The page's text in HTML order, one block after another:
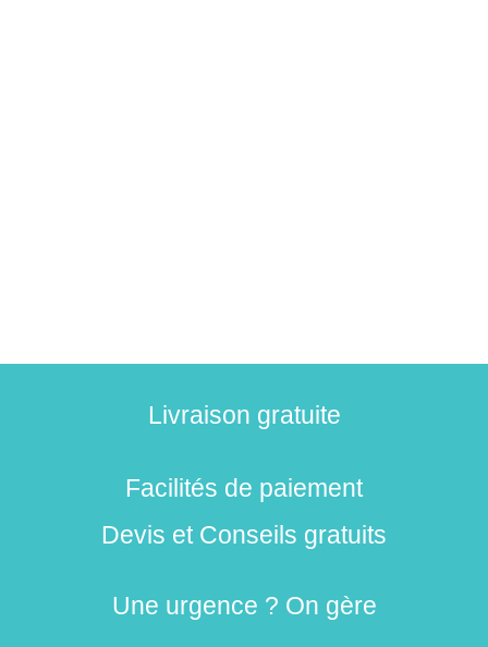
Livraison gratuite
Facilités de paiement
Devis et Conseils gratuits
Une urgence ? On gère